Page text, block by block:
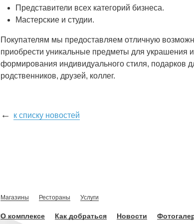
Представители всех категорий бизнеса.
Мастерские и студии.
Покупателям мы предоставляем отличную
приобрести уникальные предметы для украшения
формирования индивидуального стиля, подарков
родственников, друзей, коллег.
← к списку новостей
Магазины Рестораны Услуги
О комплексе Как добраться Новости